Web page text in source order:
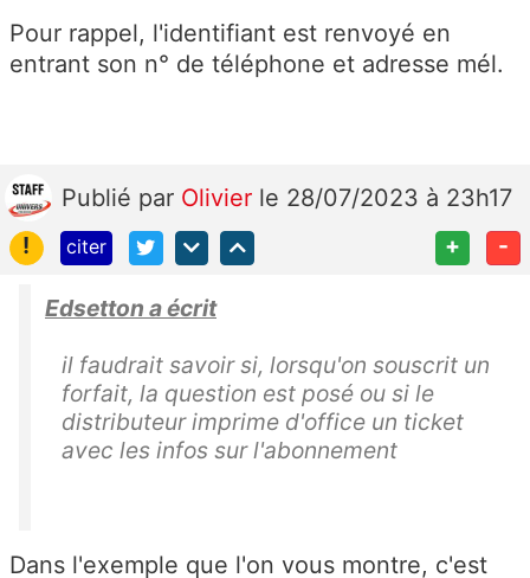
Pour rappel, l'identifiant est renvoyé en
entrant son n° de téléphone et adresse mél.
Publié par Olivier le 28/07/2023 à 23h17
!
citer + -
Edsetton a écrit
il faudrait savoir si, lorsqu'on souscrit un
forfait, la question est posé ou si le
distributeur imprime d'office un ticket
avec les infos sur l'abonnement
Dans l'exemple que l'on vous montre, c'est